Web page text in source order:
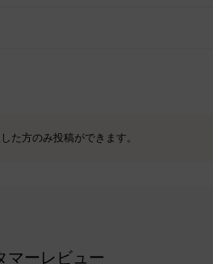
た方のみ投稿ができます。
マーレビュー